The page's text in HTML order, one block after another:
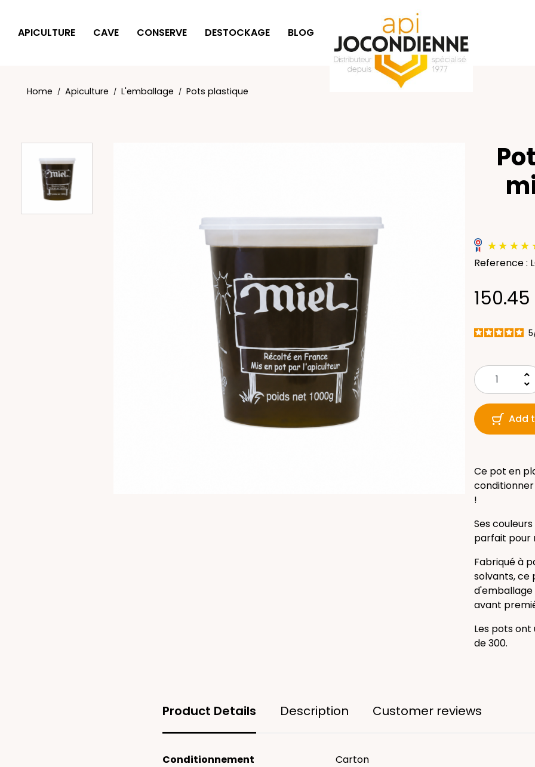
APICULTURE CAVE CONSERVE DESTOCKAGE BLOG IDÉES CADEAUX
Home Apiculture L'emballage Pots plastique
Reference :
5
keyboard_arrow_up
keyboard_arrow_down
Add
Ce pot en
conditionner
!
Ses
parfait pour
Fabriqué à
solvants,
d'emballage
avant
Les pots
de 300.
Product Details Description Customer reviews
Conditionnement Carton